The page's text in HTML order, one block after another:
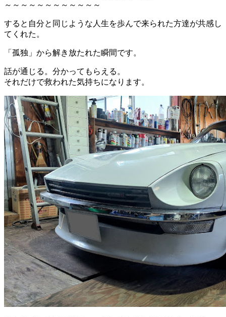
～～～～～～～～～～～～
すると自分と同じような人生を歩んで来られた方達が共感し
てくれた。
「孤独」から解き放たれた瞬間です。
話が通じる。分かってもらえる。
それだけで救われた気持ちになります。